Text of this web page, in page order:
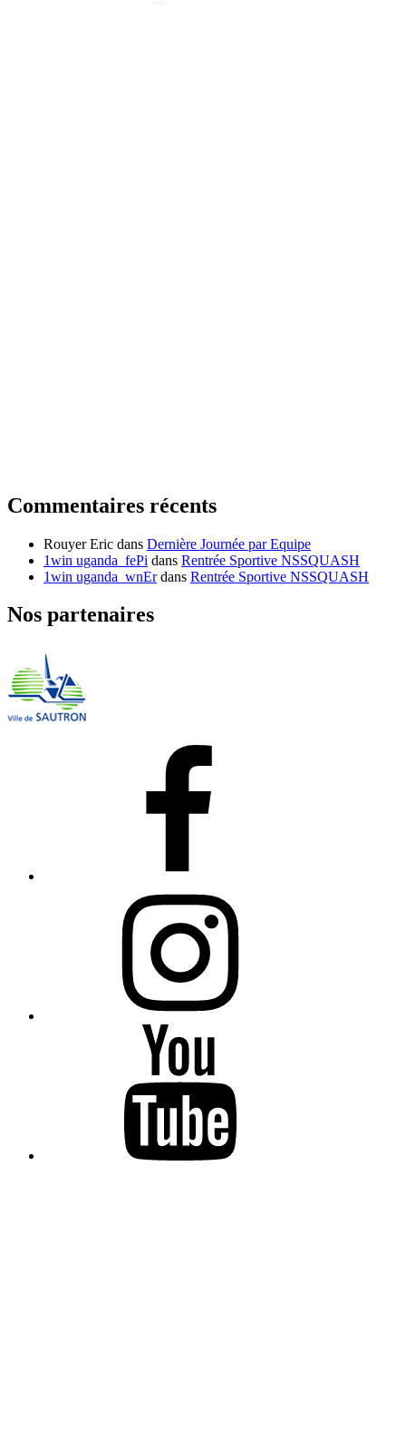
Commentaires récents
Rouyer Eric dans Dernière Journée par Equipe
1win uganda_fePi dans Rentrée Sportive NSSQUASH
1win uganda_wnErdans Rentrée Sportive NSSQUASH
Nos partenaires